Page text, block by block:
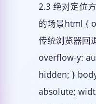
2.3 绝对定位
的场景html {
传统浏览器
overflow-y:
hidden; }
absolute;